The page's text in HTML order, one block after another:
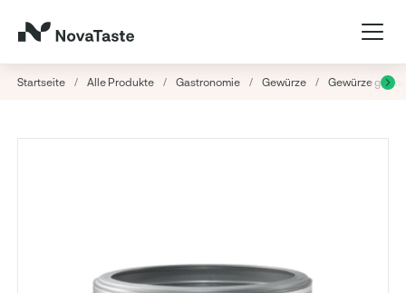
Startseite / Alle Produkte / Gastronomie / Gewürze / Gewürze